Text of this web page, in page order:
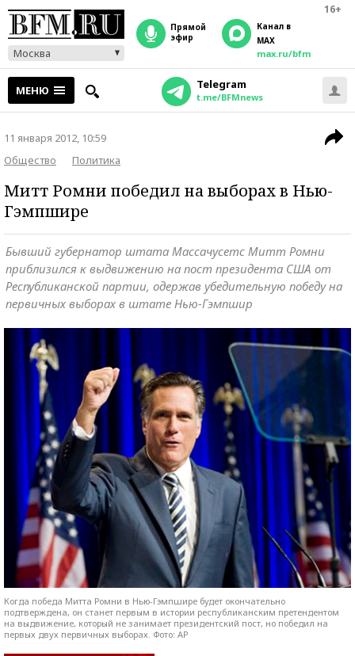
16+
Москва
прямой
эфир
Канал в
MAX
max.ru/bfm
МЕНЮ Telegram
t.me/BFMnews
11 января 2012, 10:59
Общество
Политика
Митт Ромни победил на выборах в Нью-
Гэмпшире
Бывший губернатор штата Массачусетс Митт Ромни
приблизился к выдвижению на пост президента США от
Республиканской партии, одержав убедительную победу на
первичных выборах в штате Нью-Гэмпшир
Когда победа Митта Ромни в Нью-Гэмпшире будет окончательно
подтверждена, он станет первым в истории республиканским претендентом
на выдвижение, который не занимает президентский пост, но победил на
первых двух первичных выборах. Фото: AP